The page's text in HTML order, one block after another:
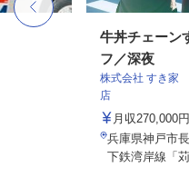
牛丼チェーン
フ／深夜
株式会社 すき家
店
月収270,000
兵庫県神戸市
下鉄湾岸線「